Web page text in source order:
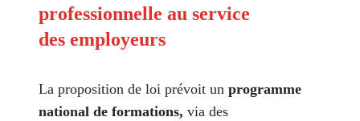
professionnelle au service
des employeurs
La proposition de loi prévoit un programme
national de formations, via des